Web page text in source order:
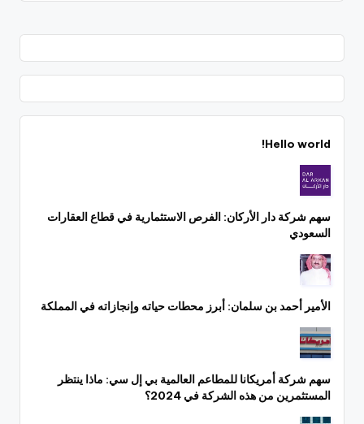
Hello world!
سهم شركة دار الأركان: الفرص الاستثمارية في قطاع العقارات
السعودي
الأمير أحمد بن سلمان: أبرز محطات حياته وإنجازاته في المملكة
سهم شركة أمريكانا للمطاعم العالمية بي إل سي: ماذا ينتظر
المستثمرين من هذه الشركة في 2024؟